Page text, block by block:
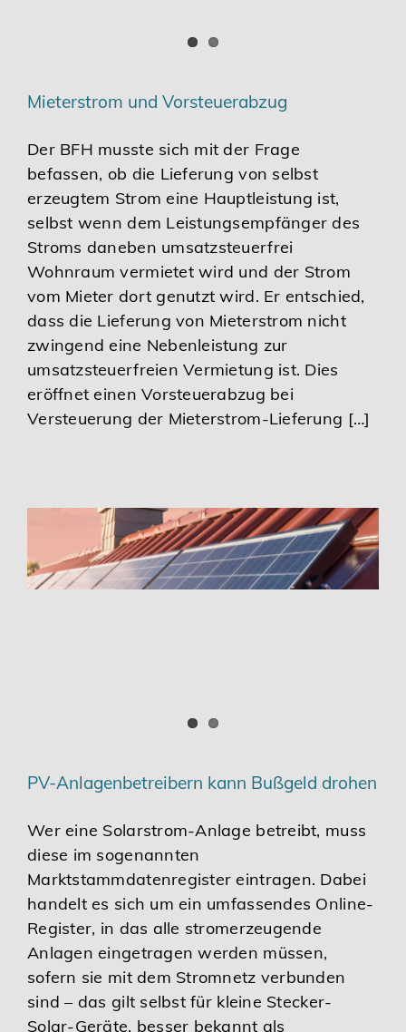
Mieterstrom und Vorsteuerabzug
Der BFH musste sich mit der Frage
befassen, ob die Lieferung von selbst
erzeugtem Strom eine Hauptleistung ist,
selbst wenn dem Leistungsempfänger des
Stroms daneben umsatzsteuerfrei
Wohnraum vermietet wird und der Strom
vom Mieter dort genutzt wird. Er entschied,
dass die Lieferung von Mieterstrom nicht
zwingend eine Nebenleistung zur
umsatzsteuerfreien Vermietung ist. Dies
eröffnet einen Vorsteuerabzug bei
Versteuerung der Mieterstrom-Lieferung […]
PV-Anlagenbetreibern kann Bußgeld drohen
Wer eine Solarstrom-Anlage betreibt, muss
diese im sogenannten
Marktstammdatenregister eintragen. Dabei
handelt es sich um ein umfassendes Online-
Register, in das alle stromerzeugende
Anlagen eingetragen werden müssen,
sofern sie mit dem Stromnetz verbunden
sind – das gilt selbst für kleine Stecker-
Solar-Geräte, besser bekannt als